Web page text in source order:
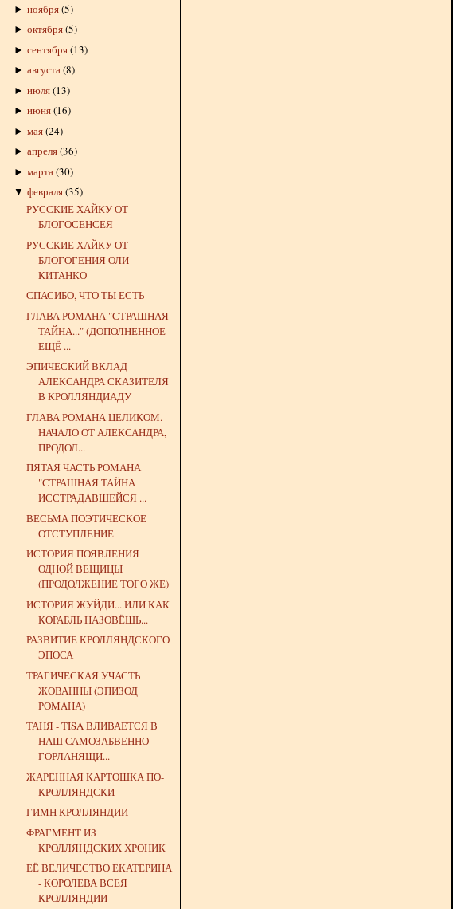
► ноября(5)
► октября(5)
► сентября(13)
► августа(8)
► июля(13)
► июня(16)
► мая(24)
► апреля(36)
► марта (30)
▼ февраля(35)
РУССКИЕ ХАЙКУ ОТ
БЛОГОСЕНСЕЯ
РУССКИЕ ХАЙКУ ОТ
БЛОГОГЕНИЯ ОЛИ
КИТАНКО
СПАСИБО, ЧТО ТЫ ЕСТЬ
ГЛАВА РОМАНА "СТРАШНАЯ
ТАЙНА..." (ДОПОЛНЕННОЕ
ЕЩЁ ...
ЭПИЧЕСКИЙ ВКЛАД
АЛЕКСАНДРА СКАЗИТЕЛЯ
В КРОЛЛЯНДИАДУ
ГЛАВА РОМАНА ЦЕЛИКОМ.
НАЧАЛО ОТ АЛЕКСАНДРА,
ПРОДОЛ...
ПЯТАЯ ЧАСТЬ РОМАНА
"СТРАШНАЯ ТАЙНА
ИССТРАДАВШЕЙСЯ ...
ВЕСЬМА ПОЭТИЧЕСКОЕ
ОТСТУПЛЕНИЕ
ИСТОРИЯ ПОЯВЛЕНИЯ
ОДНОЙ ВЕЩИЦЫ
(ПРОДОЛЖЕНИЕ ТОГО ЖЕ)
ИСТОРИЯ ЖУЙДИ....ИЛИ КАК
КОРАБЛЬ НАЗОВЁШЬ...
РАЗВИТИЕ КРОЛЛЯНДСКОГО
ЭПОСА
ТРАГИЧЕСКАЯ УЧАСТЬ
ЖОВАННЫ (ЭПИЗОД
РОМАНА)
ТАНЯ - TISA ВЛИВАЕТСЯ В
НАШ САМОЗАБВЕННО
ГОРЛАНЯЩИ...
ЖАРЕННАЯ КАРТОШКА ПО-
КРОЛЛЯНДСКИ
ГИМН КРОЛЛЯНДИИ
ФРАГМЕНТ ИЗ
КРОЛЛЯНДСКИХ ХРОНИК
ЕЁ ВЕЛИЧЕСТВО ЕКАТЕРИНА
- КОРОЛЕВА ВСЕЯ
КРОЛЛЯНДИИ